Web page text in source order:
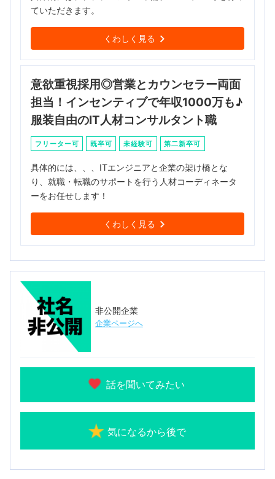
ていただきます。
くわしく見る
意欲重視採用◎営業とカウンセラー両面
担当！インセンティブで年収1000万も♪
服装自由のIT人材コンサルタント職
フリーター可 既卒可 未経験可 第二新卒可
具体的には、、、ITエンジニアと企業の架け橋とな
り、就職・転職のサポートを行う人材コーディネータ
ーをお任せします！
くわしく見る
非公開企業
企業ページへ
話を聞いてみたい
気になるから後で